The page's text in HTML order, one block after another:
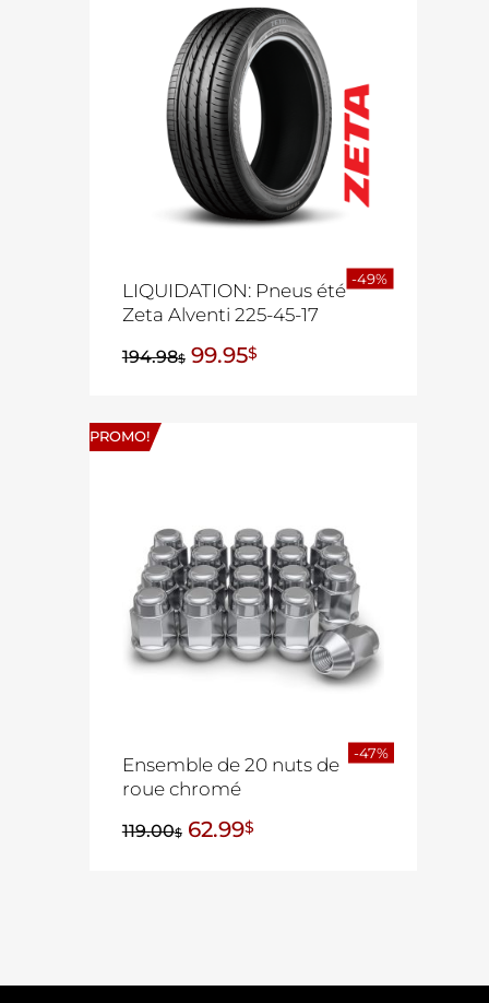
LIQUIDATION: Pneus été
Zeta Alventi 225-45-17
194.98$ 99.95$
-49%
PROMO!
Ensemble de 20 nuts de
roue chromé
119.00$ 62.99$
-47%